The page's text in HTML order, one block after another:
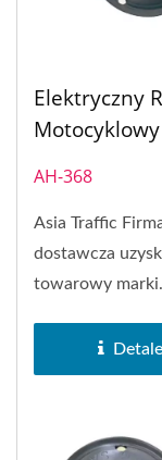
Elektryczny
Motocyklowy
AH-368
Asia Traffic
dostawcza
towarowy marki
SAKURA Brand...
Detale